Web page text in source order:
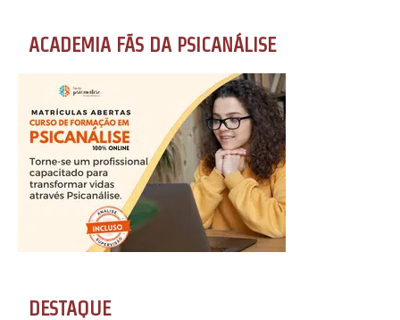
ACADEMIA FÃS DA PSICANÁLISE
DESTAQUE